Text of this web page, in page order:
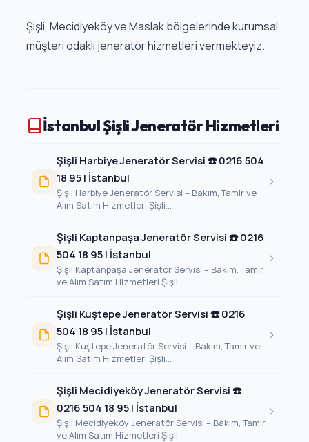
Şişli, Mecidiyeköy ve Maslak bölgelerinde kurumsal
müşteri odaklı jeneratör hizmetleri vermekteyiz.
İstanbul Şişli Jeneratör Hizmetleri
Şişli Harbiye Jeneratör Servisi ☎️ 0216 504
18 95 | İstanbul
Şişli Harbiye Jeneratör Servisi – Bakım, Tamir ve
Alım Satım Hizmetleri Şişli...
Şişli Kaptanpaşa Jeneratör Servisi ☎️ 0216
504 18 95 | İstanbul
Şişli Kaptanpaşa Jeneratör Servisi – Bakım, Tamir
ve Alım Satım Hizmetleri Şişli...
Şişli Kuştepe Jeneratör Servisi ☎️ 0216
504 18 95 | İstanbul
Şişli Kuştepe Jeneratör Servisi – Bakım, Tamir ve
Alım Satım Hizmetleri Şişli...
Şişli Mecidiyeköy Jeneratör Servisi ☎️
0216 504 18 95 | İstanbul
Şişli Mecidiyeköy Jeneratör Servisi – Bakım, Tamir
ve Alım Satım Hizmetleri Şişli...